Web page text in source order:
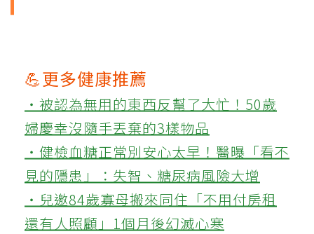
💪更多健康推薦
‧被認為無用的東西反幫了大忙！50歲
婦慶幸沒隨手丟棄的3樣物品
‧健檢血糖正常別安心太早！醫曝「看不
見的隱患」：失智、糖尿病風險大增
‧兒邀84歲寡母搬來同住「不用付房租
還有人照顧」1個月後幻滅心寒